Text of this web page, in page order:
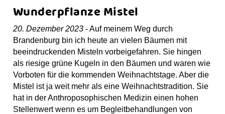
S
u
c
h
e
F
a
c
e
b
o
o
k
I
n
s
t
a
g
r
a
m
Y
o
u
T
u
b
e
d
c
a
s
t
S
h
o
p
Wunderpflanze Mistel
20. Dezember 2023 - Auf meinem Weg durch
Brandenburg bin ich heute an vielen Bäumen mit
beeindruckenden Misteln vorbeigefahren. Sie hingen
als riesige grüne Kugeln in den Bäumen und waren wie
Vorboten für die kommenden Weihnachtstage. Aber die
Mistel ist ja weit mehr als eine Weihnachtstradition. Sie
hat in der Anthroposophischen Medizin einen hohen
Stellenwert wenn es um Begleitbehandlungen von